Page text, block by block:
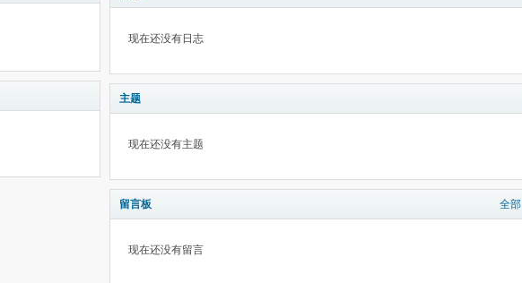
现在还没有日志
主题
现在还没有主题
留言板 全部
现在还没有留言